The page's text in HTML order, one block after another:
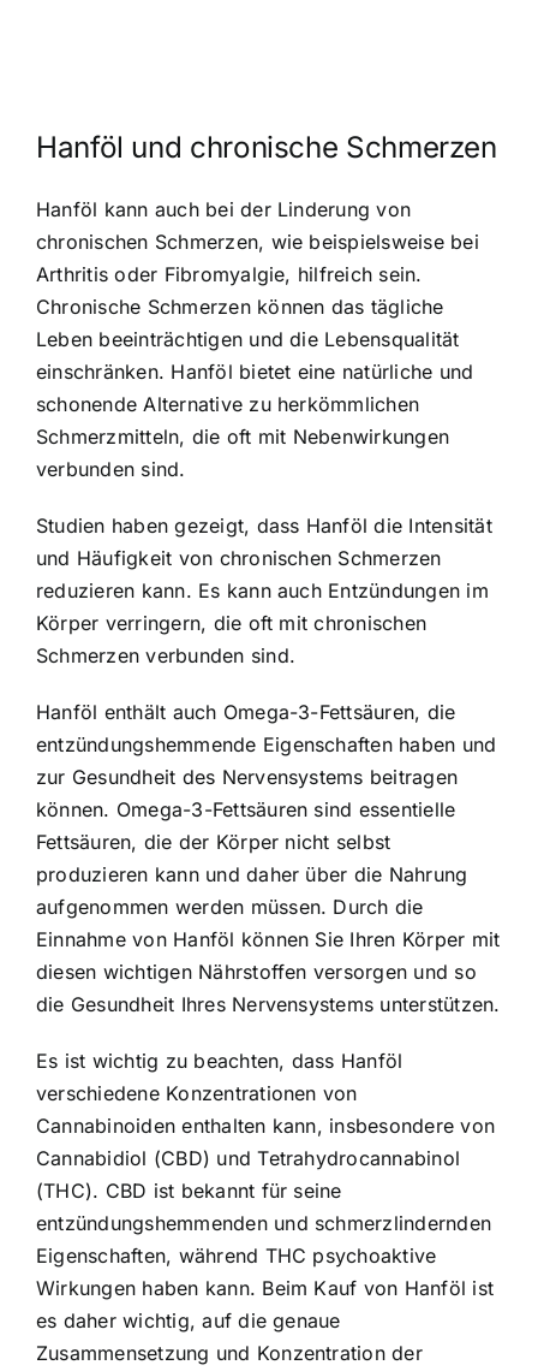
Hanföl und chronische Schmerzen
Hanföl kann auch bei der Linderung von
chronischen Schmerzen, wie beispielsweise bei
Arthritis oder Fibromyalgie, hilfreich sein.
Chronische Schmerzen können das tägliche
Leben beeinträchtigen und die Lebensqualität
einschränken. Hanföl bietet eine natürliche und
schonende Alternative zu herkömmlichen
Schmerzmitteln, die oft mit Nebenwirkungen
verbunden sind.
Studien haben gezeigt, dass Hanföl die Intensität
und Häufigkeit von chronischen Schmerzen
reduzieren kann. Es kann auch Entzündungen im
Körper verringern, die oft mit chronischen
Schmerzen verbunden sind.
Hanföl enthält auch Omega-3-Fettsäuren, die
entzündungshemmende Eigenschaften haben und
zur Gesundheit des Nervensystems beitragen
können. Omega-3-Fettsäuren sind essentielle
Fettsäuren, die der Körper nicht selbst
produzieren kann und daher über die Nahrung
aufgenommen werden müssen. Durch die
Einnahme von Hanföl können Sie Ihren Körper mit
diesen wichtigen Nährstoffen versorgen und so
die Gesundheit Ihres Nervensystems unterstützen.
Es ist wichtig zu beachten, dass Hanföl
verschiedene Konzentrationen von
Cannabinoiden enthalten kann, insbesondere von
Cannabidiol (CBD) und Tetrahydrocannabinol
(THC). CBD ist bekannt für seine
entzündungshemmenden und schmerzlindernden
Eigenschaften, während THC psychoaktive
Wirkungen haben kann. Beim Kauf von Hanföl ist
es daher wichtig, auf die genaue
Zusammensetzung und Konzentration der